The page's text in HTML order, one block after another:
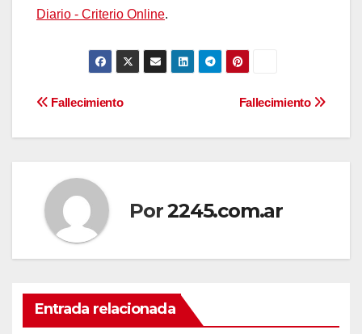
Diario - Criterio Online.
Navegación
de
entradas
Fallecimiento
Fallecimiento
Por2245.com.ar
Entrada relacionada